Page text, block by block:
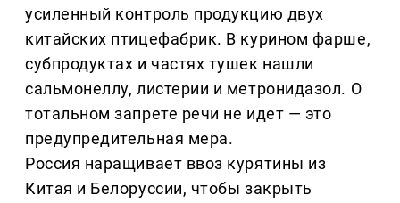
усиленный контроль продукцию двух
китайских птицефабрик. В курином фарше,
субпродуктах и частях тушек нашли
сальмонеллу, листерии и метронидазол. О
тотальном запрете речи не идет — это
предупредительная мера.
Россия наращивает ввоз курятины из
Китая и Белоруссии, чтобы закрыть